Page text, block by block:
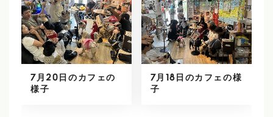
7月20日のカフェの
様子
7月18日のカフェの様
子